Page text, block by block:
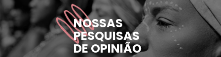
NOSSAS
PESQUISAS
DE OPINIÃO